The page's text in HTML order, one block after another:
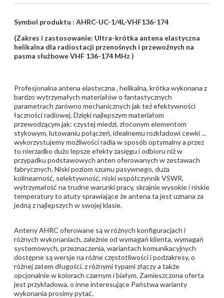
Symbol produktu : AHRC-UC-1/4L-VHF136-174
(Zakres i zastosowanie: Ultra-krótka antena elastyczna
helikalna dla radiostacji przenośnych i przewoźnych na
pasma służbowe VHF 136-174 MHz )
Profesjonalna antena elastyczna , helikalna, krótka wykonana z
bardzo wytrzymałych materiałów o fantastycznych
parametrach zarówno mechanicznych jak też efektywności
łączności radiowej. Dzięki najlepszym materiałom
przewodzącym jak: czystej miedzi, złoconym elementom
stykowym, lutowaniu połączeń, idealnemu rozkładowi cewki ...
wykorzystujemy możliwości radia w sposób optymalny a przez
to nierzadko dużo lepsze efekty zasięgu i odbioru niż w
przypadku podstawowych anten oferowanych w zestawach
fabrycznych. Niski poziom szumu pasywnego, duża
kolinearność, selektywność, niski współczynnik VSWR,
wytrzymałość na trudne warunki pracy, skrajnie wysokie i niskie
temperatury to atuty sprawiające że antena ta jest uznana za
jedną z najlepszych w swojej klasie.
Anteny AHRC oferowane są w różnych konfiguracjach i
różnych wykonaniach, zależnie od wymagań klienta, wymagań
systemowych, przeznaczenia, wariantach komunikacyjnych
dostępne są wersje na różne częstotliwości i podzakresy, o
różnej zatem długości, z różnymi typami złączy a także
opcjonalnie w kolorach czarnym i białym. Zamieszczona oferta
jest przykładowa, o inne interesujące Państwa warianty
wykonania prosimy pytać.